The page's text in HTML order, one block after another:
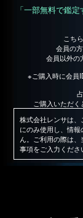
「一部無料で鑑定
こち
会員の
会員以外の
※ご購入時に会員
ご購入いただく
株式会社レンサは
にのみ使用し、情
ん。ご利用の際は
事項をご入力くださ